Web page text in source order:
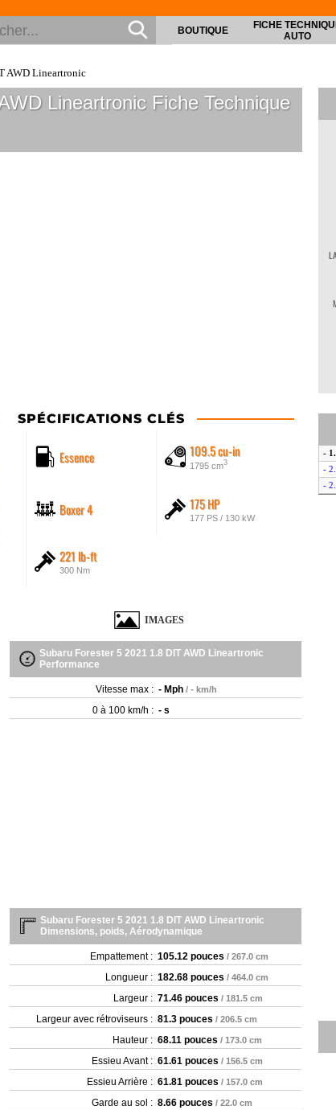
BOUTIQUE
FICHE
AUTO
AWD Lineartronic
Lineartronic Fiche Technique
SPÉCIFICATIONS CLÉS
Essence 109.5 cu-in
1795 cm3
Boxer 4 175 HP
177 PS / 130 kW
221 lb-ft
300 Nm
IMAGES
Subaru Forester 5 2021 1.8 DIT AWD Lineartronic
Performance
Vitesse max : - Mph / - km/h
0 à 100 km/h : - s
Subaru Forester 5 2021 1.8 DIT AWD Lineartronic
Dimensions, poids, Aérodynamique
Empattement : 105.12 pouces / 267.0 cm
Longueur : 182.68 pouces / 464.0 cm
Largeur : 71.46 pouces / 181.5 cm
Largeur avec rétroviseurs : 81.3 pouces / 206.5 cm
Hauteur : 68.11 pouces / 173.0 cm
Essieu Avant : 61.61 pouces / 156.5 cm
Essieu Arrière : 61.81 pouces / 157.0 cm
Garde au sol : 8.66 pouces / 22.0 cm
-
-
-